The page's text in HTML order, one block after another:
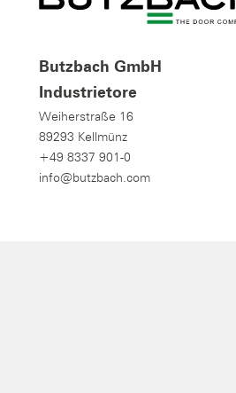
Butzbach GmbH
Industrietore
Weiherstraße 16
89293 Kellmünz
+49 8337 901-0
info@butzbach.com